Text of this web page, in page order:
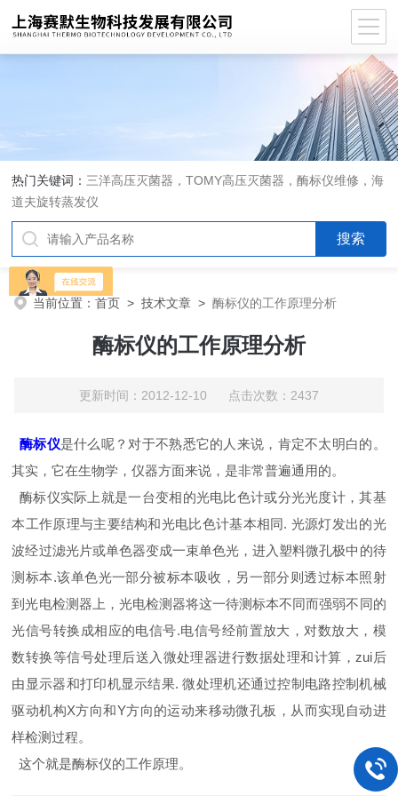
热门关键词： 三洋高压灭菌器，TOMY高压灭菌器，酶标仪维修，海
道夫旋转蒸发仪
当前位置：首页 >技术文章 >酶标仪的工作原理分析
酶标仪的工作原理分析
更新时间：2012-12-10 点击次数：2437
酶标仪是什么呢？对于不熟悉它的人来说，肯定不太明白的。
其实，它在生物学，仪器方面来说，是非常普遍通用的。
酶标仪实际上就是一台变相的光电比色计或分光光度计 ，其基
本工作原理与主要结构和光电比色计基本相同. 光源灯发出的光
波经过滤光片或单色器变成一束单色光，进入塑料微孔极中的待
测标本.该单色光一部分被标本吸收，另一部分则透过标本照射
到光电检测器上，光电检测器将这一待测标本不同而强弱不同的
光信号转换成相应的电信号.电信号经前置放大，对数放大，模
数转换等信号处理后送入微处理器进行数据处理和计算，zui后
由显示器和打印机显示结果. 微处理机还通过控制电路控制机械
驱动机构X方向和Y方向的运动来移动微孔板 ， 从而实现自动进
样检测过程。
这个就是酶标仪的工作原理。